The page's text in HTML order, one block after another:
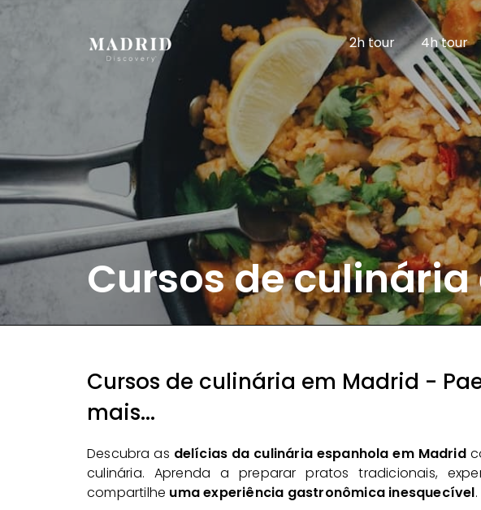
2h tour 4h tour
Cursos de
Cursos de culinária em Madrid -
mais...
Descubra as delícias da culinária espanhola em Madrid
culinária. Aprenda a preparar pratos tradicionais,
compartilhe uma experiência gastronômica inesquecível.